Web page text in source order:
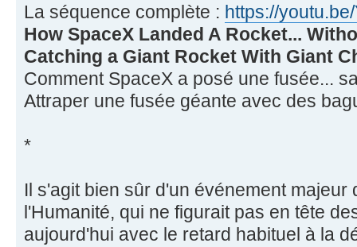
La séquence complète : https://
How SpaceX Landed A Rocket...
Catching a Giant Rocket With Giant
Comment SpaceX a posé une fusée...
Attraper une fusée géante avec des
*
Il s'agit bien sûr d'un événement majeur
l'Humanité, qui ne figurait pas en tête
aujourd'hui avec le retard habituel à la